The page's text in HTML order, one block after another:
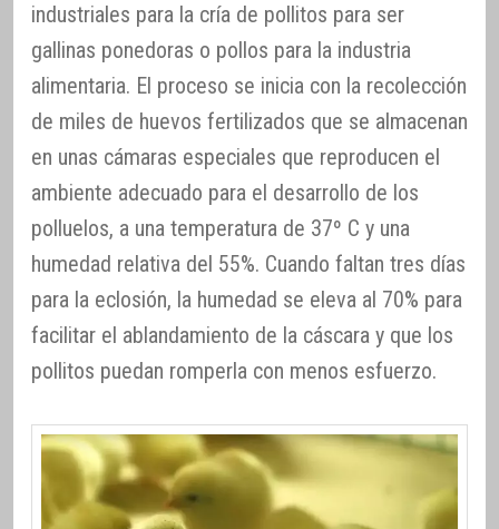
industriales para la cría de pollitos para ser
gallinas ponedoras o pollos para la industria
alimentaria. El proceso se inicia con la recolección
de miles de huevos fertilizados que se almacenan
en unas cámaras especiales que reproducen el
ambiente adecuado para el desarrollo de los
polluelos, a una temperatura de 37º C y una
humedad relativa del 55%. Cuando faltan tres días
para la eclosión, la humedad se eleva al 70% para
facilitar el ablandamiento de la cáscara y que los
pollitos puedan romperla con menos esfuerzo.